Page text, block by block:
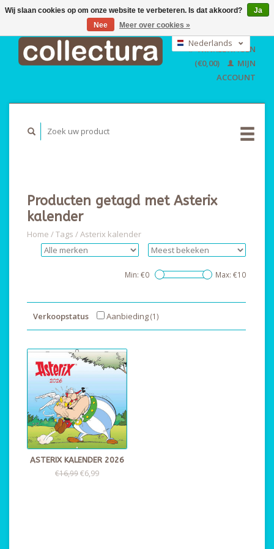
EUR
GBP
USD
Nederlands
English
WINKELWAGEN
(€0,00)
MIJN
ACCOUNT
Producten getagd met Asterix
kalender
Home /Tags /Asterix kalender
Min: €0 Max: €10
Verkoopstatus Aanbieding(1)
ASTERIX KALENDER 2026
€16,99€6,99
Wij slaan cookies op om onze website te verbeteren. Is dat akkoord?
Ja
Nee
Meer over cookies »